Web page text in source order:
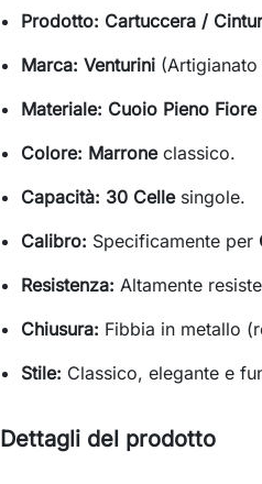
Prodotto: Cartuccera /
Marca: Venturini
Materiale: Cuoio Pieno
Colore: Marroneclassico.
Capacità: 30 Cellesingole.
Calibro: Specificamente per
Resistenza: Altamente
Chiusura: Fibbia in metallo
Stile: Classico, elegante e
Dettagli del prodotto